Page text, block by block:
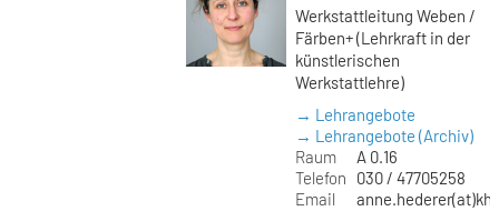
Werkstattleitung Weben /
Färben+ (Lehrkraft in der
künstlerischen
Werkstattlehre)
→ Lehrangebote
→ Lehrangebote (Archiv)
Raum
A 0.16
Telefon
030 / 47705258
Email